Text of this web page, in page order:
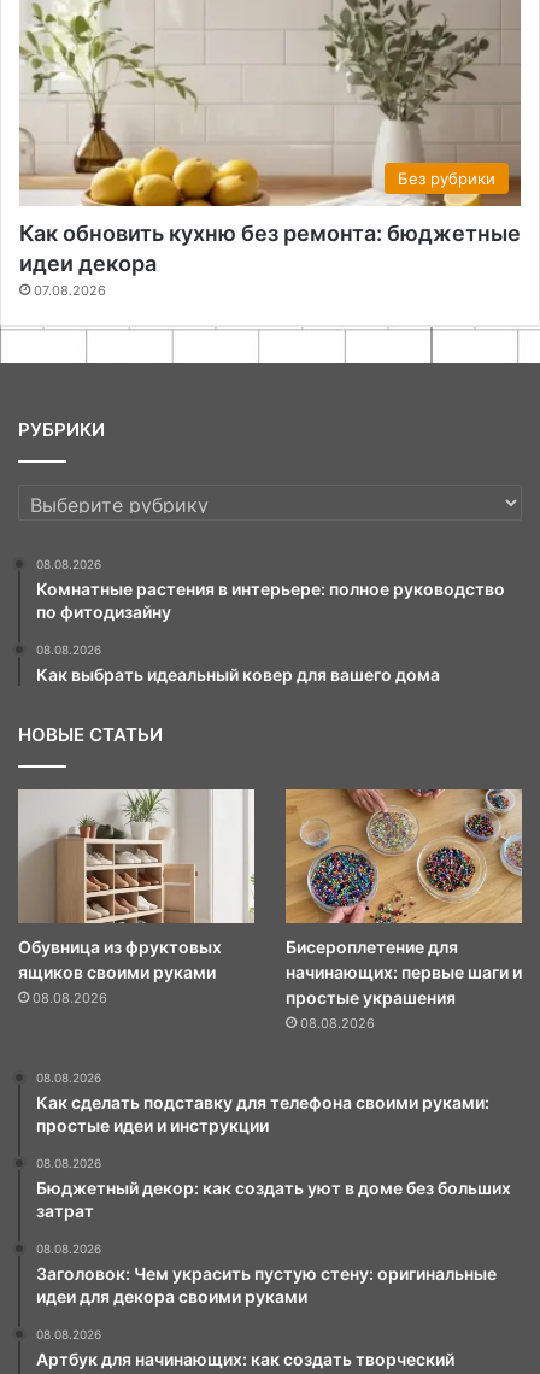
Без рубрики
Как обновить кухню без ремонта: бюджетные
идеи декора
07.08.2026
РУБРИКИ
РУБРИКИ
08.08.2026
Комнатные растения в интерьере: полное руководство
по фитодизайну
08.08.2026
Как выбрать идеальный ковер для вашего дома
НОВЫЕ СТАТЬИ
Обувница из фруктовых
ящиков своими руками
08.08.2026
Бисероплетение для
начинающих: первые шаги и
простые украшения
08.08.2026
08.08.2026
Как сделать подставку для телефона своими руками:
простые идеи и инструкции
08.08.2026
Бюджетный декор: как создать уют в доме без больших
затрат
08.08.2026
Заголовок: Чем украсить пустую стену: оригинальные
идеи для декора своими руками
08.08.2026
Артбук для начинающих: как создать творческий